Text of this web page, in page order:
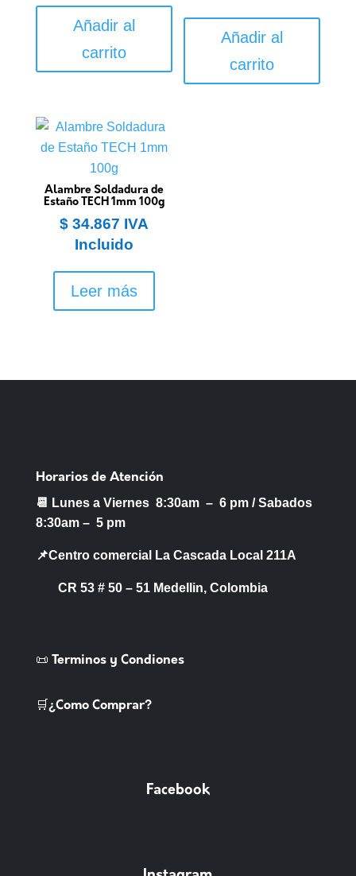
Añadir al
carrito
Añadir al
carrito
Alambre Soldadura de
Estaño TECH 1mm 100g
$34.867 IVA
Incluido
Leer más
Horarios de Atención
📆 Lunes a Viernes 8:30am – 6 pm /Sabados
8:30am – 5 pm
📌Centro comercial La Cascada Local 211A
CR 53 # 50 – 51 Medellin, Colombia
📜 Terminos y Condiones
🛒¿Como Comprar?
Facebook